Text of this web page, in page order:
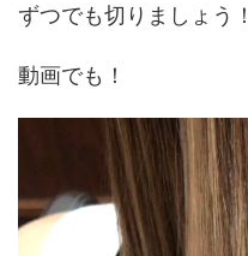
ずつでも切りましょう！
動画でも！
レ
ー